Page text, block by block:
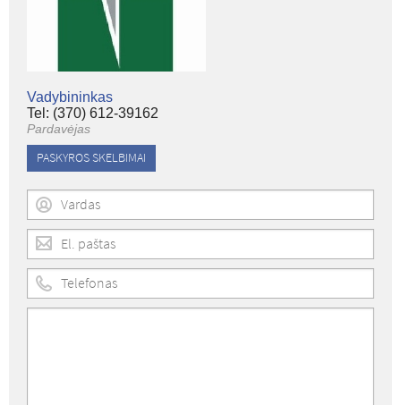
Vadybininkas
Tel: (370) 612-39162
Pardavėjas
PASKYROS SKELBIMAI